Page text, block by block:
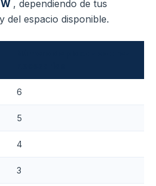
, dependiendo de tus
del espacio disponible.
6
5
4
3